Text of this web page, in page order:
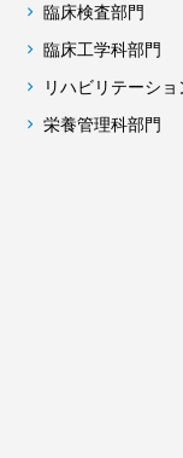
臨床検査部門
臨床工学科部門
リハビリテーショ
栄養管理科部門